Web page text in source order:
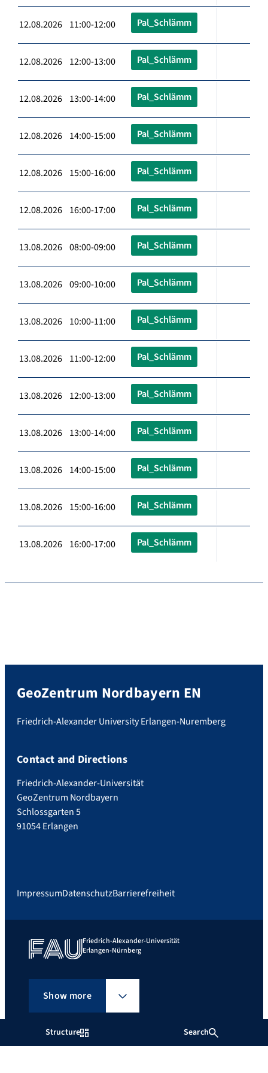
Structure Search
12.08.2026 11:00-12:00 Pal_Schlämm
12.08.2026 12:00-13:00 Pal_Schlämm
12.08.2026 13:00-14:00 Pal_Schlämm
12.08.2026 14:00-15:00 Pal_Schlämm
12.08.2026 15:00-16:00 Pal_Schlämm
12.08.2026 16:00-17:00 Pal_Schlämm
13.08.2026 08:00-09:00 Pal_Schlämm
13.08.2026 09:00-10:00 Pal_Schlämm
13.08.2026 10:00-11:00 Pal_Schlämm
13.08.2026 11:00-12:00 Pal_Schlämm
13.08.2026 12:00-13:00 Pal_Schlämm
13.08.2026 13:00-14:00 Pal_Schlämm
13.08.2026 14:00-15:00 Pal_Schlämm
13.08.2026 15:00-16:00 Pal_Schlämm
13.08.2026 16:00-17:00 Pal_Schlämm
GeoZentrum Nordbayern EN
Friedrich-Alexander University Erlangen-Nuremberg
Contact and Directions
Friedrich-Alexander-Universität
GeoZentrum Nordbayern
Schlossgarten 5
91054 Erlangen
ImpressumDatenschutzBarrierefreiheit
Friedrich-Alexander-Universität
Erlangen-Nürnberg
Show more